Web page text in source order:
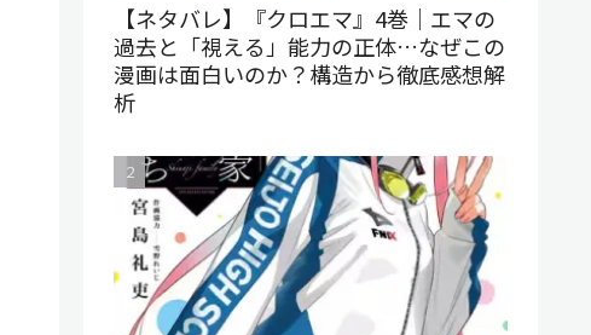
【ネタバレ】『クロエマ』4巻｜エマの
過去と「視える」能力の正体…なぜこの
漫画は面白いのか？構造から徹底感想解
析